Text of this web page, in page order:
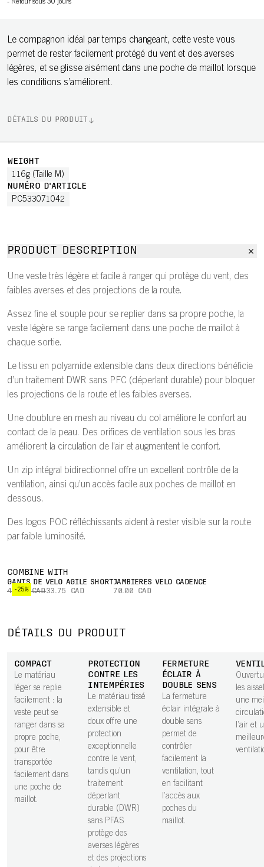
- Retour sous 30 jours
Le compagnon idéal par temps changeant, cette veste vous
permet de rester facilement protégé du vent et des averses
légères, et se glisse aisément dans une poche de maillot lorsque
les conditions s’améliorent.
DÉTAILS DU PRODUIT
WEIGHT
116g (Taille M)
NUMÉRO D'ARTICLE
PC533071042
PRODUCT DESCRIPTION
Une veste très légère et facile à ranger qui protège du vent, des
faibles averses et des projections de la route.
Assez fine et souple pour se replier dans sa propre poche, la
veste légère se range facilement dans une poche de maillot à
chaque sortie.
Le tissu en polyamide extensible dans deux directions bénéficie
d’un traitement DWR sans PFC (déperlant durable) pour bloquer
les projections de la route et les faibles averses.
Une doublure en mesh au niveau du col améliore le confort au
contact de la peau. Des orifices de ventilation sous les bras
améliorent la circulation de l’air et augmentent le confort.
Un zip intégral bidirectionnel offre un excellent contrôle de la
ventilation, ainsi qu’un accès facile aux poches de maillot en
dessous.
Des logos POC réfléchissants aident à rester visible sur la route
par faible luminosité.
COMBINE WITH
-25%
GANTS DE VÉLO AGILE SHORT
45.00 CAD33.75 CAD
JAMBIÈRES VÉLO CADENCE
70.00 CAD
DÉTAILS DU PRODUIT
COMPACT
Le matériau
léger se replie
facilement : la
veste peut se
ranger dans sa
propre poche,
pour être
transportée
facilement dans
une poche de
maillot.
PROTECTION
CONTRE LES
INTEMPÉRIES
Le matériau tissé
extensible et
doux offre une
protection
exceptionnelle
contre le vent,
tandis qu’un
traitement
déperlant
durable (DWR)
sans PFAS
protège des
averses légères
et des projections
FERMETURE
ÉCLAIR À
DOUBLE SENS
La fermeture
éclair intégrale à
double sens
permet de
contrôler
facilement la
ventilation, tout
en facilitant
l’accès aux
poches du
maillot.
les
une
l’air et